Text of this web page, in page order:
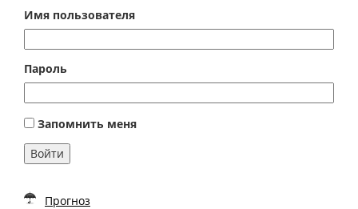
Имя пользователя
Пароль
Запомнить меня
Войти
Прогноз